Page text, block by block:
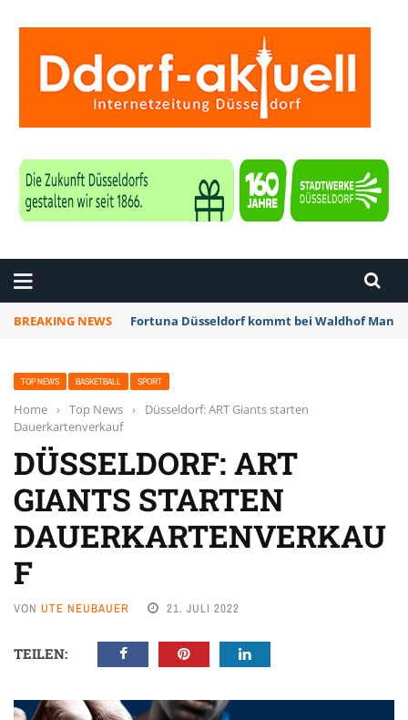
BREAKING NEWS Fortuna Düsseldorf kommt bei Waldhof
TOP NEWS BASKETBALL SPORT
Home › Top News ›
Düsseldorf: ART Giants starten
Dauerkartenverkauf
DÜSSELDORF: ART
GIANTS STARTEN
DAUERKARTENVERKAU
F
VON UTE NEUBAUER 21. JULI 2022
TEILEN: